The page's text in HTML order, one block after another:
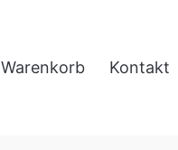
Warenkorb Kontakt